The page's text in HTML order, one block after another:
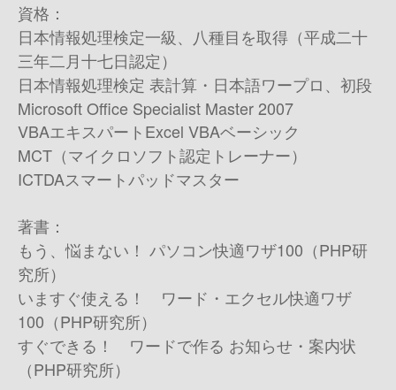
資格：
日本情報処理検定一級、八種目を取得（平成二十
三年二月十七日認定）
日本情報処理検定 表計算・日本語ワープロ、初段
Microsoft Office Specialist Master 2007
VBAエキスパートExcel VBAベーシック
MCT（マイクロソフト認定トレーナー）
ICTDAスマートパッドマスター
著書：
もう、悩まない！ パソコン快適ワザ100（PHP研
究所）
いますぐ使える！ ワード・エクセル快適ワザ
100（PHP研究所）
すぐできる！ ワードで作る お知らせ・案内状
（PHP研究所）